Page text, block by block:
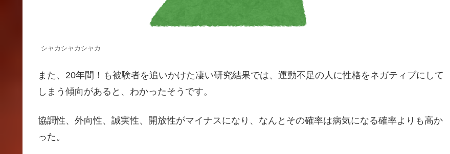
シャカシャカシャカ
また、20年間！も被験者を追いかけた凄い研究結果では、運動不足の人に性格をネガティブにして
しまう傾向があると、わかったそうです。
協調性、外向性、誠実性、開放性がマイナスになり、なんとその確率は病気になる確率よりも高か
った。